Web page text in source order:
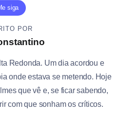
siga
POR
Redonda. Um dia acordou e
onde estava se metendo. Hoje
que vê e, se ficar sabendo,
com que sonham os críticos.